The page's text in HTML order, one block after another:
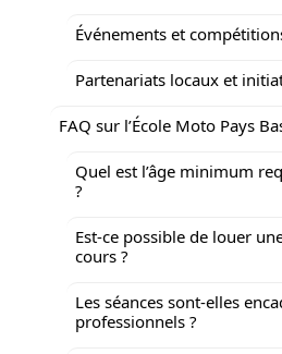
Événements et
Partenariats locaux et
FAQ sur l’École Moto Pays
Quel est l’âge minimum
?
Est-ce possible de louer
cours ?
Les séances sont-elles
professionnels ?